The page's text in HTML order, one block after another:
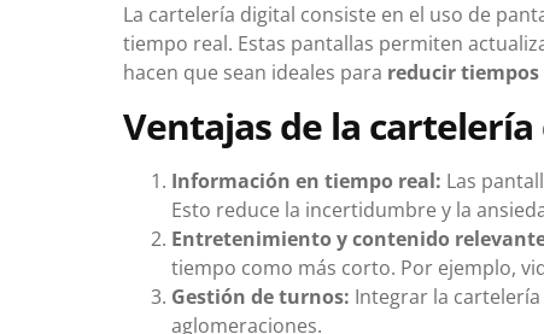
La cartelería digital consiste en el uso de
tiempo real. Estas pantallas permiten
hacen que sean ideales para reducir tiempos
Ventajas de la
Información en tiempo real: Las
Esto reduce la incertidumbre y la
Entretenimiento y contenido
tiempo como más corto. Por ejemplo,
Gestión de turnos: Integrar la
aglomeraciones.